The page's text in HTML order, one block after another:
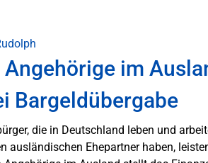
im
Bargeldübergabe
die in Deutschland leben und
ausländischen Ehepartner haben,